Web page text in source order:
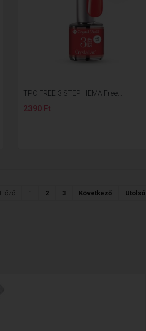
TPO FREE 3 STEP HEMA Free...
2390 Ft
Előző 1 2 3 Következő Utolsó